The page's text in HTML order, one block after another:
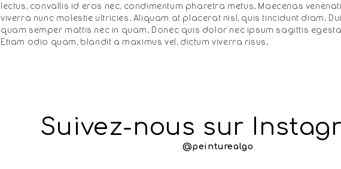
lectus, convallis id eros nec, condimentum pharetra metus. Maecenas
viverra nunc molestie ultricies. Aliquam at placerat nisl, quis tincidunt diam.
quam semper mattis nec in quam. Donec quis dolor nec ipsum sagittis
Etiam odio quam, blandit a maximus vel, dictum viverra risus.
Suivez-nous sur
@peinturealgo